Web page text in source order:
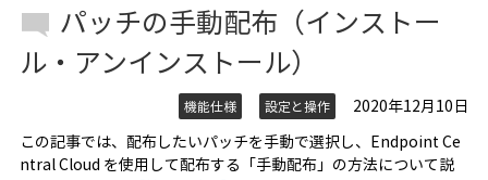
パッチの手動配布（インストー
ル・アンインストール）
機能仕様 設定と操作
2020年12月10日
この記事では、配布したいパッチを手動で選択し、Endpoint Ce
ntral Cloud を使用して配布する「手動配布」の方法について説